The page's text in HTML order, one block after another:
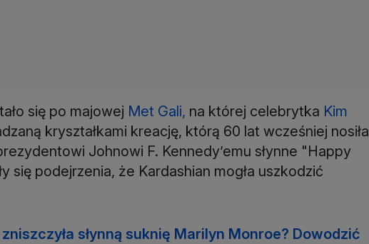
się po majowej Met Gali, na której celebrytka Kim
kryształkami kreację, którą 60 lat wcześniej nosiła
Johnowi F. Kennedy’emu słynne "Happy
się podejrzenia, że Kardashian mogła uszkodzić
słynną suknię Marilyn Monroe? Dowodzić